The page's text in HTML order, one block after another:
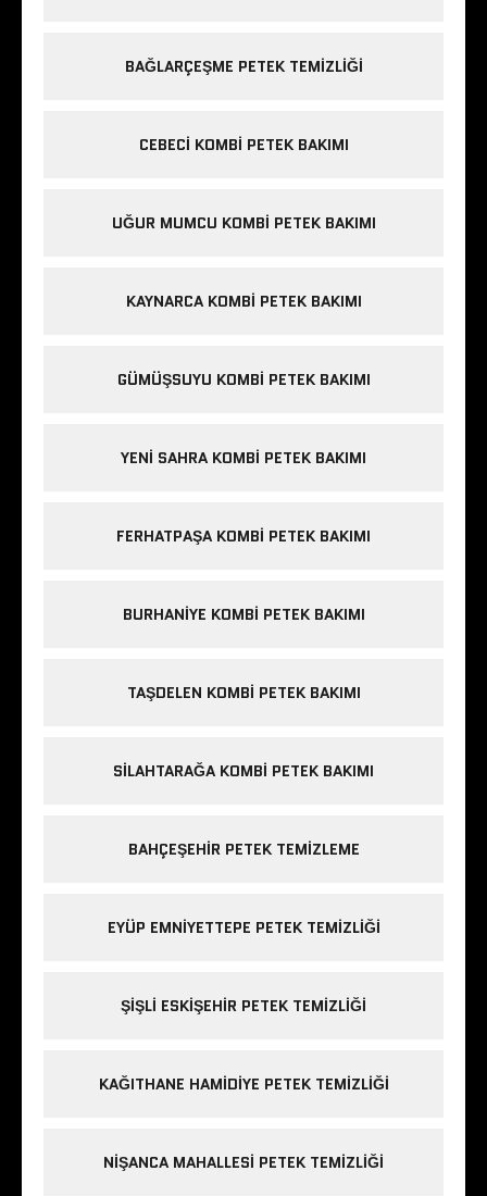
BAĞLARÇEŞME PETEK TEMIZLIĞI
CEBECI KOMBI PETEK BAKIMI
UĞUR MUMCU KOMBI PETEK BAKIMI
KAYNARCA KOMBI PETEK BAKIMI
GÜMÜŞSUYU KOMBI PETEK BAKIMI
YENI SAHRA KOMBI PETEK BAKIMI
FERHATPAŞA KOMBI PETEK BAKIMI
BURHANIYE KOMBI PETEK BAKIMI
TAŞDELEN KOMBI PETEK BAKIMI
SILAHTARAĞA KOMBI PETEK BAKIMI
BAHÇEŞEHIR PETEK TEMIZLEME
EYÜP EMNIYETTEPE PETEK TEMIZLIĞI
ŞIŞLI ESKIŞEHIR PETEK TEMIZLIĞI
KAĞITHANE HAMIDIYE PETEK TEMIZLIĞI
NIŞANCA MAHALLESI PETEK TEMIZLIĞI